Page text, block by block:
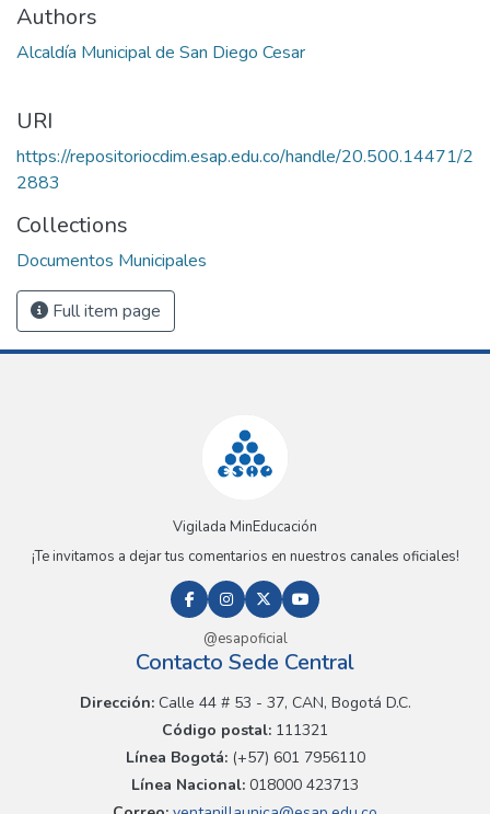
Authors
Alcaldía Municipal de San Diego Cesar
URI
https://repositoriocdim.esap.edu.co/handle/20.500.14471/2
2883
Collections
Documentos Municipales
Full item page
Vigilada MinEducación
¡Te invitamos a dejar tus comentarios en nuestros canales oficiales!
@esapoficial
Contacto Sede Central
Dirección:Calle 44 # 53 - 37, CAN, Bogotá D.C.
Código postal: 111321
Línea Bogotá:(+57) 601 7956110
Línea Nacional: 018000 423713